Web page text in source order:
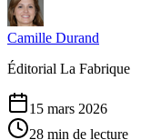
Camille Durand
Éditorial La Fabrique
15 mars 2026
28 min de lecture